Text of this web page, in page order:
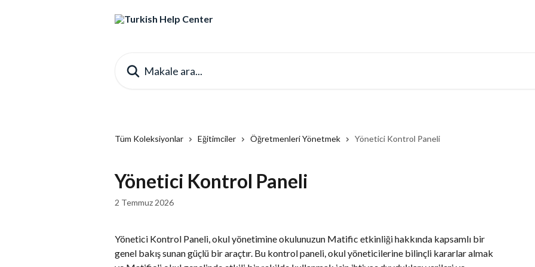
Tüm Koleksiyonlar Eğitimciler Öğretmenleri Yönetmek Yönetici Kontrol Paneli
Yönetici Kontrol Paneli
2 Temmuz 2026
Yönetici Kontrol Paneli, okul yönetimine okulunuzun Matific etkinliği hakkında kapsamlı bir
genel bakış sunan güçlü bir araçtır. Bu kontrol paneli, okul yöneticilerine bilinçli kararlar almak